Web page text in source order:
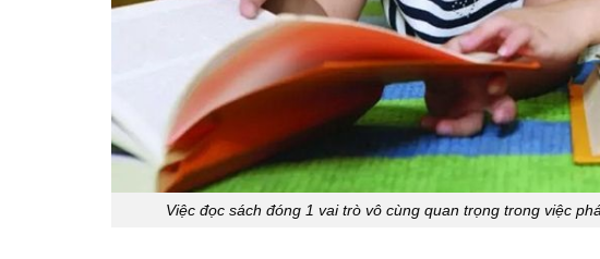
Việc đọc sách đóng 1 vai trò vô cùng quan trọng trong việc